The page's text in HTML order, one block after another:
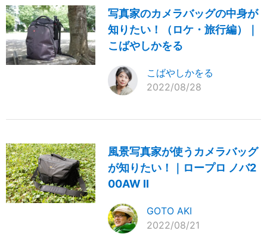
写真家のカメラバッグの中身が
知りたい！（ロケ・旅行編）｜
こばやしかをる
こばやしかをる
2022/08/28
風景写真家が使うカメラバッグ
が知りたい！｜ロープロ ノバ2
00AW II
GOTO AKI
2022/08/21